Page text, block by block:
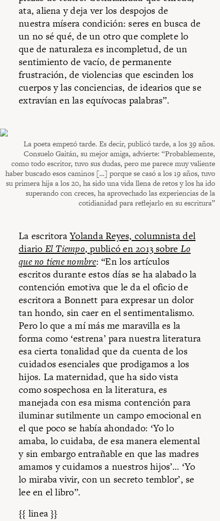
ata, aliena y deja ver los despojos de
nuestra mísera condición: seres en busca de
un no sé qué, de un otro que complete lo
que de naturaleza es incompletud, de un
sentimiento de vacío, de permanente
frustración, de violencias que escinden los
cuerpos y las conciencias, de idearios que se
extravían en las equívocas palabras”.
La poeta empezó tarde. Es decir, publicó tarde, a los 39 años.
Consuelo Gaitán, su mejor amiga, advierte: “Probablemente,
como todo escritor, tuvo sus dudas, pero me parece muy valiente
haber buscado esos caminos […] porque se casó a los 19 años, tuvo
su primera hija a los 20, ha sido una vida llena de retos y los ha ido
superando con creces, ha aprovechado las experiencias de la
cotidianidad para reflejarlo en su escritura”
La escritoraYolanda Reyes, columnista del
diario El Tiempo, publicó en 2013 sobre Lo
que no tiene nombre: “En los artículos
escritos durante estos días se ha alabado la
contención emotiva que le da el oficio de
escritora a Bonnett para expresar un dolor
tan hondo, sin caer en el sentimentalismo.
Pero lo que a mí más me maravilla es la
forma como ‘estrena’ para nuestra literatura
esa cierta tonalidad que da cuenta de los
cuidados esenciales que prodigamos a los
hijos. La maternidad, que ha sido vista
como sospechosa en la literatura, es
manejada con esa misma contención para
iluminar sutilmente un campo emocional en
el que poco se había ahondado: ‘Yo lo
amaba, lo cuidaba, de esa manera elemental
y sin embargo entrañable en que las madres
amamos y cuidamos a nuestros hijos’… ‘Yo
lo miraba vivir, con un secreto temblor’, se
lee en el libro”.
{{ linea }}